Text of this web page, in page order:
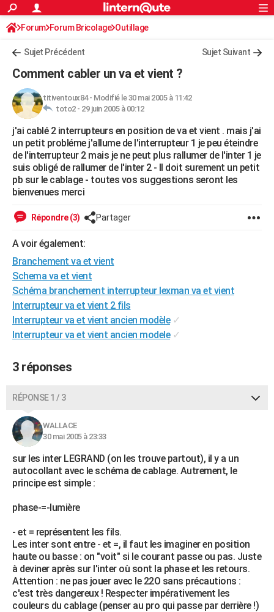
ACTUALITÉS
Politique
Société
Faits Divers
Education
Monde
Villes
+
FINANCE
Retraite
Impôts
Epargne
Immobilier
Risques naturels par ville
Banque
Assurance
Crédit
AUTO
Essais
Réserver un essai
Citadines
Berlines
SUV
Forum auto
+HIGH-TECH
Mobiles
Meilleur smartphone
Internet
Ordinateurs
Jeux vidéo
Guide high-tech
+BRICOLAGE
Forum
Aménagement intérieur
Extérieur
Cuisine
Salle de bains
Jardinage
Rangement
WEEK-END
Guides de France
Escapades
Patrimoine
Expositions
Musées
Week-end nature
LIFESTYLE
SANTE
Alimentation
Guide de la santé
Maladies
Médicaments
Sommeil
VOYAGE
Destinations
City break
Voyage nature
Voyage de noces
Forum
Climat
+PHOTO
GUIDES D'ACHAT
BONS PLANS
CARTE DE VOEUX
COPAINS D'AVANT
S'inscrire
Se connecter
Lycées
Collèges
Primaires
Universités
Entreprises
Service militaire
Avis de recherche
AVIS DE DÉCÈS
FORUM
Bricolage
Lifestyle
Culture
Sport
Auto
Television
Voyage
Cinema
S'inscrire
Connexion
Forum Forum Bricolage Outillage
Sujet Précédent Sujet Suivant
Comment cabler un va et vient ?
titiventoux84- Modifié le 30 mai 2005 à 11:42
toto2 - 29 juin 2005 à 00:12
j'ai cablé 2 interrupteurs en position de va et vient . mais j'ai
un petit probléme j'allume de l'interrupteur 1 je peu éteindre
de l'interrupteur 2 mais je ne peut plus rallumer de l'inter 1 je
suis obligé de rallumer de l'inter 2 - Il doit surement un petit
pb sur le cablage - toutes vos suggestions seront les
bienvenues merci
Répondre (3) Partager
A voir également:
Branchement va et vient
Schema va et vient
Schéma branchement interrupteur lexman va et vient
Interrupteur va et vient 2 fils
Interrupteur va et vient ancien modèle ✓
Interrupteur va et vient ancien modele ✓
3 réponses
RÉPONSE 1 / 3
WALLACE
30 mai 2005 à 23:33
sur les inter LEGRAND (on les trouve partout), il y a un
autocollant avec le schéma de cablage. Autrement, le
principe est simple :
phase-=-lumière
- et = représentent les fils.
Les inter sont entre - et =, il faut les imaginer en position
haute ou basse : on "voit" si le courant passe ou pas. Juste
à deviner après sur l'inter où sont la phase et les retours.
Attention : ne pas jouer avec le 22O sans précautions :
c'est très dangereux ! Respecter impérativement les
couleurs du cablage (penser au pro qui passe par derrière !)